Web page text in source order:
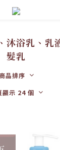
沐浴乳、乳
髮乳
商品排序
顯示 24 個